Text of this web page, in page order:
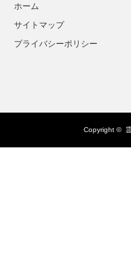
ホーム
サイトマップ
プライバシーポリシー
Copyright ©